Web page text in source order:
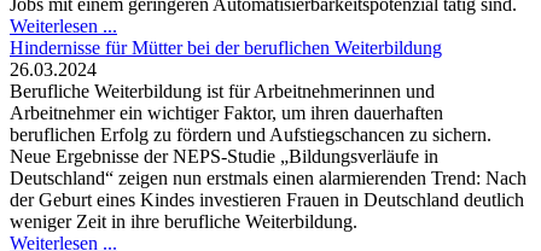
Jobs mit einem geringeren Automatisierbarkeitspotenzial tätig sind.
Weiterlesen ...
Hindernisse für Mütter bei der beruflichen Weiterbildung
26.03.2024
Berufliche Weiterbildung ist für Arbeitnehmerinnen und
Arbeitnehmer ein wichtiger Faktor, um ihren dauerhaften
beruflichen Erfolg zu fördern und Aufstiegschancen zu sichern.
Neue Ergebnisse der NEPS-Studie „Bildungsverläufe in
Deutschland“ zeigen nun erstmals einen alarmierenden Trend: Nach
der Geburt eines Kindes investieren Frauen in Deutschland deutlich
weniger Zeit in ihre berufliche Weiterbildung.
Weiterlesen ...